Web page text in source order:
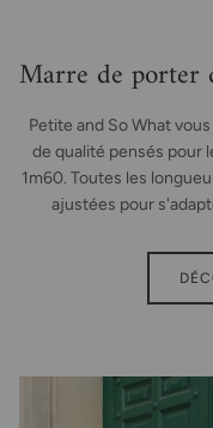
Marre de porter
Petite and So What
de qualité pensés pour
1m60. Toutes les
ajustées pour